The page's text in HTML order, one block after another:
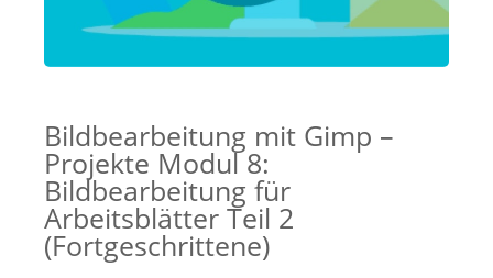
Bildbearbeitung mit Gimp –
Projekte Modul 8:
Bildbearbeitung für
Arbeitsblätter Teil 2
(Fortgeschrittene)